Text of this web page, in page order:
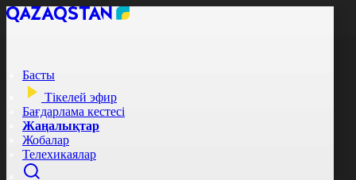
Басты
Тікелей эфир
Бағдарлама кестесі
Жаңалықтар
Жобалар
Телехикаялар